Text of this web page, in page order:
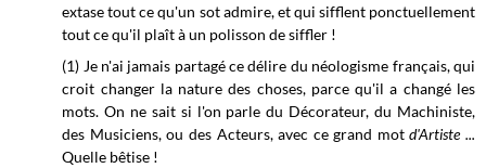
extase tout ce qu'un sot admire, et qui sifflent ponctuellement
tout ce qu'il plaît à un polisson de siffler !
(1) Je n'ai jamais partagé ce délire du néologisme français, qui
croit changer la nature des choses, parce qu'il a changé les
mots. On ne sait si l'on parle du Décorateur, du Machiniste,
des Musiciens, ou des Acteurs, avec ce grand motd'Artiste ...
Quelle bêtise !